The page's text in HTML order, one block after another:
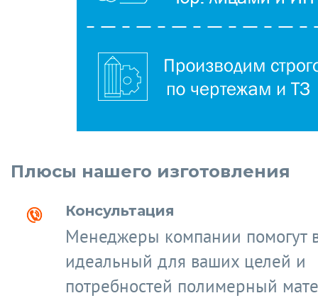
Плюсы нашего изготовления
Консультация
Менеджеры компании помогут
идеальный для ваших целей и
потребностей полимерный